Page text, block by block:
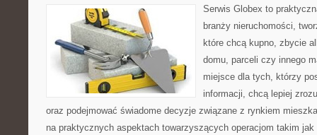
Serwis Globex to
branży nieruchomości,
które chcą kupno, zbycie
domu, parceli czy innego
miejsce dla tych, którzy
informacji, chcą lepiej
oraz podejmować świadome decyzje związane z rynkiem
na praktycznych aspektach towarzyszących operacjom takim